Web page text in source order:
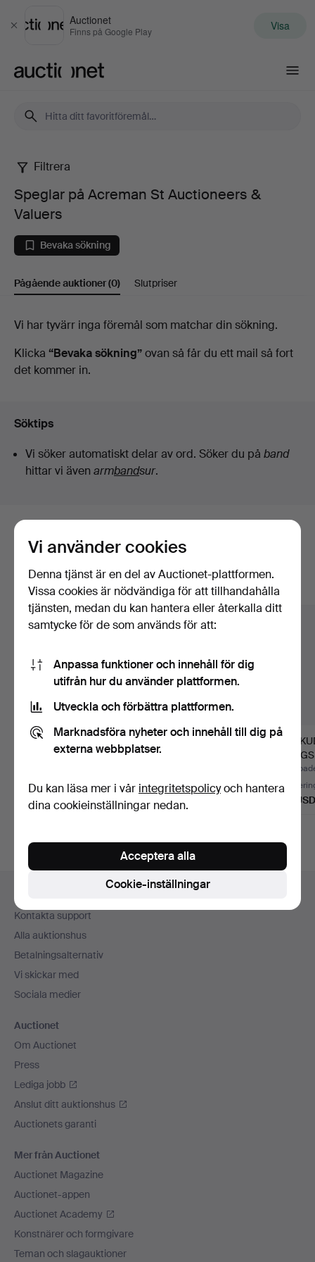
Stäng
Auctionet
Finns på Google Play Visa
Speglar
på
Acreman
St
Valuers
Filtrera
Speglar på Acreman St Auctioneers &
Valuers
Bevaka sökning
Pågående auktioner(0) Slutpriser
Pågående
auktioner
Vi har tyvärr inga föremål som matchar din sökning.
Klicka “Bevaka sökning”ovan så får du ett mail så fort
det kommer in.
Söktips
Vi söker automatiskt delar av ord. Söker du på band
hittar vi även armbandsur.
Här är föremål från vårt arkiv som
matchar din sökning
Visa alla föremål
ANTIK STOR SPEGEL
MED FÖRGYLLD RAM
1 bud
42 USD
HANDSKUREN
5 bud
135 USD 54 USD
Sidfotsnavigation
Kontakta support
Alla auktionshus
Betalningsalternativ
Vi skickar med
Sociala medier
Auctionet
Om Auctionet
Press
Lediga jobb
Anslut ditt auktionshus
Auctionets garanti
Mer från Auctionet
Auctionet Magazine
Auctionet-appen
Auctionet Academy
Konstnärer och formgivare
Teman och slagauktioner
Vi använder cookies
Denna tjänst är en del av Auctionet-plattformen.
Vissa cookies är nödvändiga för att tillhandahålla
tjänsten, medan du kan hantera eller återkalla ditt
samtycke för de som används för att:
Anpassa funktioner och innehåll för dig
utifrån hur du använder plattformen.
Utveckla och förbättra plattformen.
Marknadsföra nyheter och innehåll till dig på
externa webbplatser.
Du kan läsa mer i vår integritetspolicyoch hantera
dina cookieinställningar nedan.
Cookie-inställningar
Acceptera alla